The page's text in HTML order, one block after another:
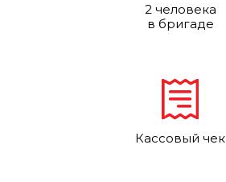
2 человека
в бригаде
Кассовый чек